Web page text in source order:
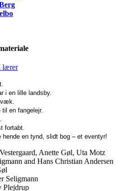
lærer
i en lille landsby.
væk.
til en fangelejr.
fortabt.
hende en tynd, slidt bog – et eventyr!
Anette Gøl, Uta Motz
and Hans Christian Andersen
Seligmann
Plejdrup